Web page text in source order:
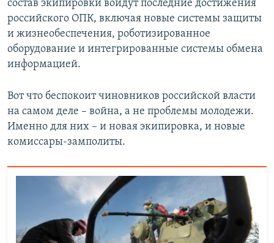
состав экипировки войдут последние достижения
российского ОПК, включая новые системы защиты
и жизнеобеспечения, роботизированное
оборудование и интегрированные системы обмена
информацией.
Вот что беспокоит чиновников российской власти
на самом деле – война, а не проблемы молодежи.
Именно для них – и новая экипировка, и новые
комиссары-замполиты.